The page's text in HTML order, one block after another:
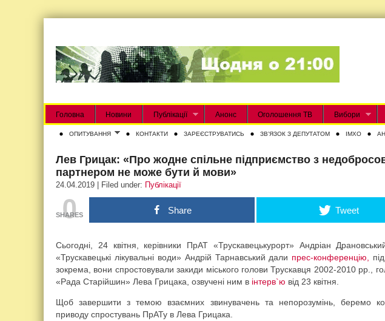
Головна Новини Публікації Анонс Оголошення ТВ Вибори
ОПИТУВАННЯ КОНТАКТИ ЗАРЕЄСТРУВАТИСЬ ЗВʼЯЗОК З ДЕПУТАТОМ IMXO
Лев Грицак: «Про жодне спільне підприємство з
партнером не може бути й мови»
24.04.2019 | Filed under: Публікації
0
SHARES Share Tweet
Сьогодні, 24 квітня, керівники ПрАТ «Трускавецькурорт» Андріан
«Трускавецькі лікувальні води» Андрій Тарнавський дали прес-конференцію,
зокрема, вони спростовували закиди міського голови Трускавця 2002-2010 рр.,
«Рада Старійшин» Лева Грицака, озвучені ним в інтерв`ю від 23 квітня.
Щоб завершити з темою взаємних звинувачень та непорозумінь, беремо
приводу спростувань ПрАТу в Лева Грицака.